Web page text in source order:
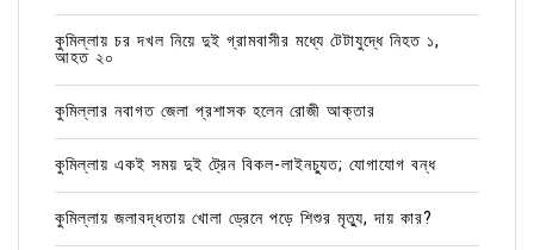
কুমিল্লায় চর দখল নিয়ে দুই গ্রামবাসীর মধ্যে টেটাযুদ্ধে নিহত ১,
আহত ২০
কুমিল্লার নবাগত জেলা প্রশাসক হলেন রোজী আক্তার
কুমিল্লায় একই সময় দুই ট্রেন বিকল-লাইনচ্যুত; যোগাযোগ বন্ধ
কুমিল্লায় জলাবদ্ধতায় খোলা ড্রেনে পড়ে শিশুর মৃত্যু, দায় কার?